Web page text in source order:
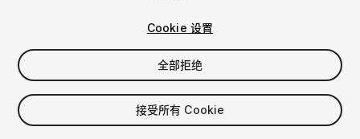
$4.99
增值税将在结算时计算
Cookie 设置
全部拒绝
接受所有 Cookie